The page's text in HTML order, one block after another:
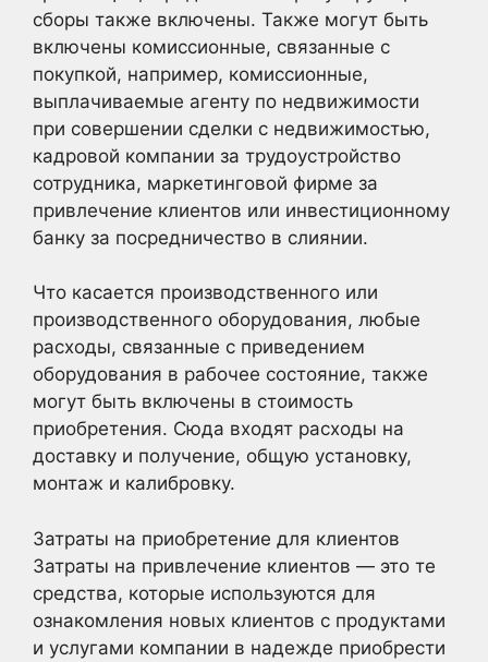
сборы также включены. Также могут быть
включены комиссионные, связанные с
покупкой, например, комиссионные,
выплачиваемые агенту по недвижимости
при совершении сделки с недвижимостью,
кадровой компании за трудоустройство
сотрудника, маркетинговой фирме за
привлечение клиентов или инвестиционному
банку за посредничество в слиянии.
Что касается производственного или
производственного оборудования, любые
расходы, связанные с приведением
оборудования в рабочее состояние, также
могут быть включены в стоимость
приобретения. Сюда входят расходы на
доставку и получение, общую установку,
монтаж и калибровку.
Затраты на приобретение для клиентов
Затраты на привлечение клиентов — это те
средства, которые используются для
ознакомления новых клиентов с продуктами
и услугами компании в надежде приобрести